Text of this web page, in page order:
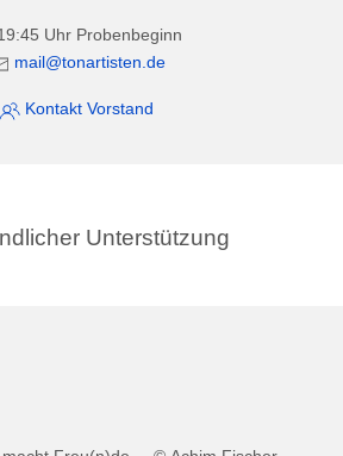
Uhr Probenbeginn
mail@tonartisten.de
Kontakt Vorstand
Unterstützung